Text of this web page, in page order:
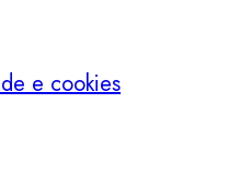
e cookies